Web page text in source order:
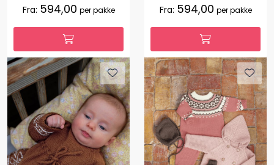
Fra: 594,00 per pakke Fra: 594,00 per pakke